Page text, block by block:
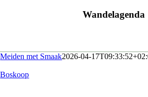
Wandelagenda
Meiden met Smaak2026-04-
Boskoop